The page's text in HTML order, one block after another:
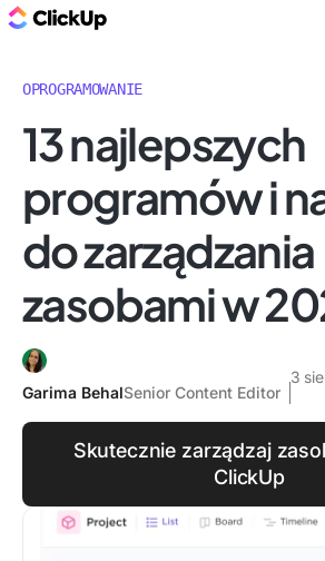
OPROGRAMOWANIE
13 najlepszych
programów i
do zarządzania
zasobami w
Garima BehalSenior Content Editor
3
Skutecznie zarządzaj
ClickUp